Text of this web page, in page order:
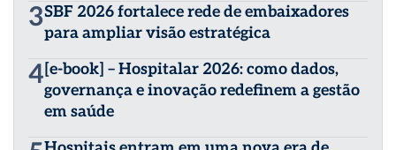
3SBF 2026 fortalece rede de embaixadores
para ampliar visão estratégica
4[e-book] – Hospitalar 2026: como dados,
governança e inovação redefinem a gestão
em saúde